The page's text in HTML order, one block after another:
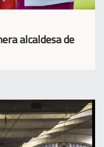
alcaldesa de